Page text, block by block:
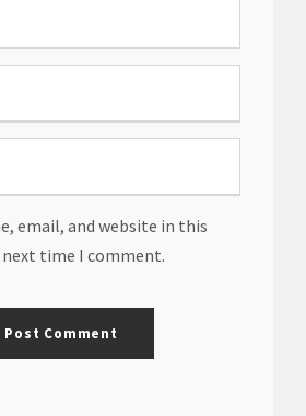
email, and website in this
time I comment.